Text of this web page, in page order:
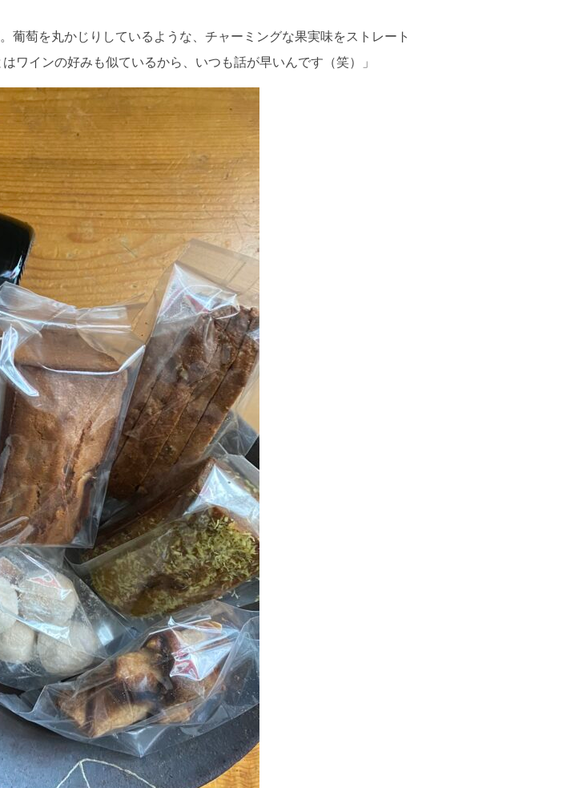
葡萄を丸かじりしているような、チャーミングな果実味をストレート
ワインの好みも似ているから、いつも話が早いんです（笑）」